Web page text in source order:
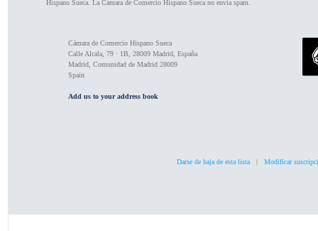
Hispano Sueca. La Cámara de Comercio Hispano Sueca no envía spam.
Cámara de Comercio Hispano Sueca
Calle Alcala, 79 · 1B, 28009 Madrid, España
Madrid ,Comunidad de Madrid 28009
Spain
Add us to your address book
Darse de baja de esta lista |Modificar